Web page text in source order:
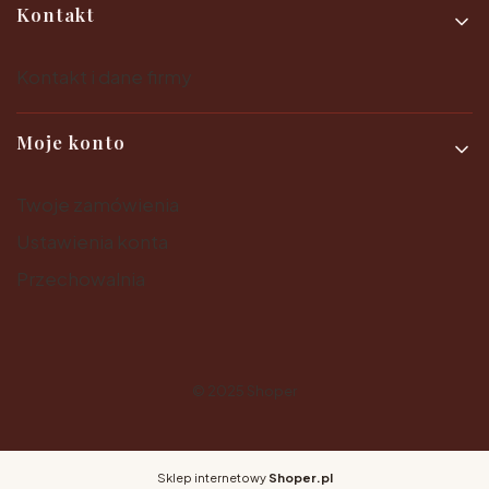
Kontakt
Moje konto
Sklep internetowy Shoper.pl